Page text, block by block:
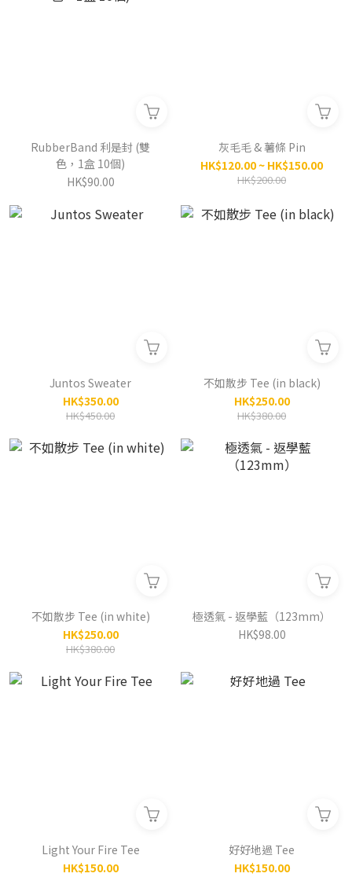
RubberBand 利是封 (雙
色，1盒 10個)
HK$90.00
灰毛毛 & 薯條 Pin
HK$120.00 ~ HK$150.00
HK$200.00
Juntos Sweater
HK$350.00
HK$450.00
不如散步 Tee (in black)
HK$250.00
HK$380.00
不如散步 Tee (in white)
HK$250.00
HK$380.00
極透氣 - 返學藍（123mm）
HK$98.00
Light Your Fire Tee
HK$150.00
好好地過 Tee
HK$150.00